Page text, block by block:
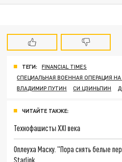
ТЕГИ:
FINANCIAL TIMES
СПЕЦИАЛЬНАЯ ВОЕННАЯ ОПЕРАЦИЯ НА
ВЛАДИМИР ПУТИН
СИ ЦЗИНЬПИН
ЧИТАЙТЕ ТАКЖЕ:
Технофашисты XXI века
Оплеуха Маску. "Пора снять белые
Starlink